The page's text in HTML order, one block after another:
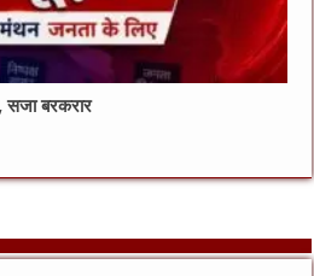
सजा बरकरार